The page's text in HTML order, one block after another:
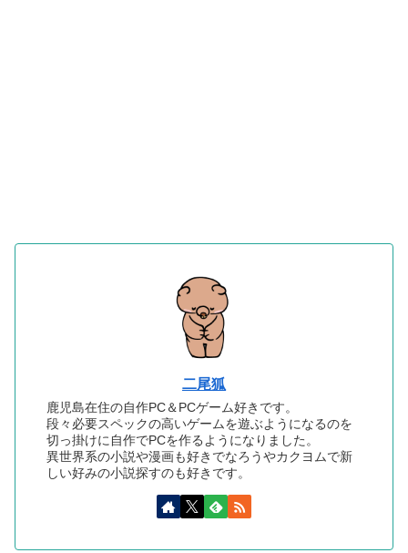
二尾狐
鹿児島在住の自作PC＆PCゲーム好きです。
段々必要スペックの高いゲームを遊ぶようになるのを
切っ掛けに自作でPCを作るようになりました。
異世界系の小説や漫画も好きでなろうやカクヨムで新
しい好みの小説探すのも好きです。